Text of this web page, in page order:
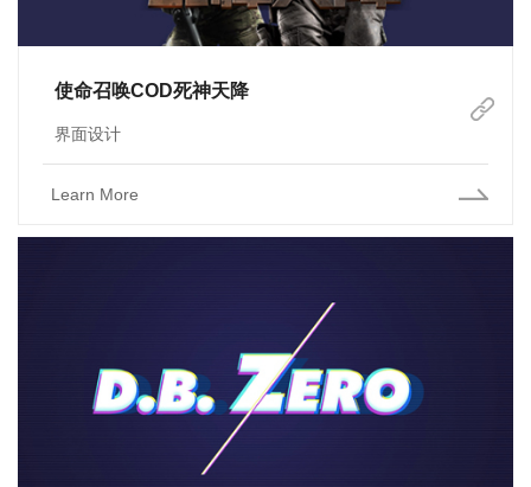
使命召唤COD死神天降
界面设计
Learn More